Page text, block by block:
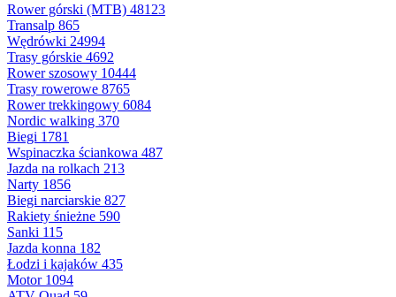
Rower górski (MTB) 48123
Transalp 865
Wędrówki 24994
Trasy górskie 4692
Rower szosowy 10444
Trasy rowerowe 8765
Rower trekkingowy 6084
Nordic walking 370
Biegi 1781
Wspinaczka ściankowa 487
Jazda na rolkach 213
Narty 1856
Biegi narciarskie 827
Rakiety śnieżne 590
Sanki 115
Jazda konna 182
Łodzi i kajaków 435
Motor 1094